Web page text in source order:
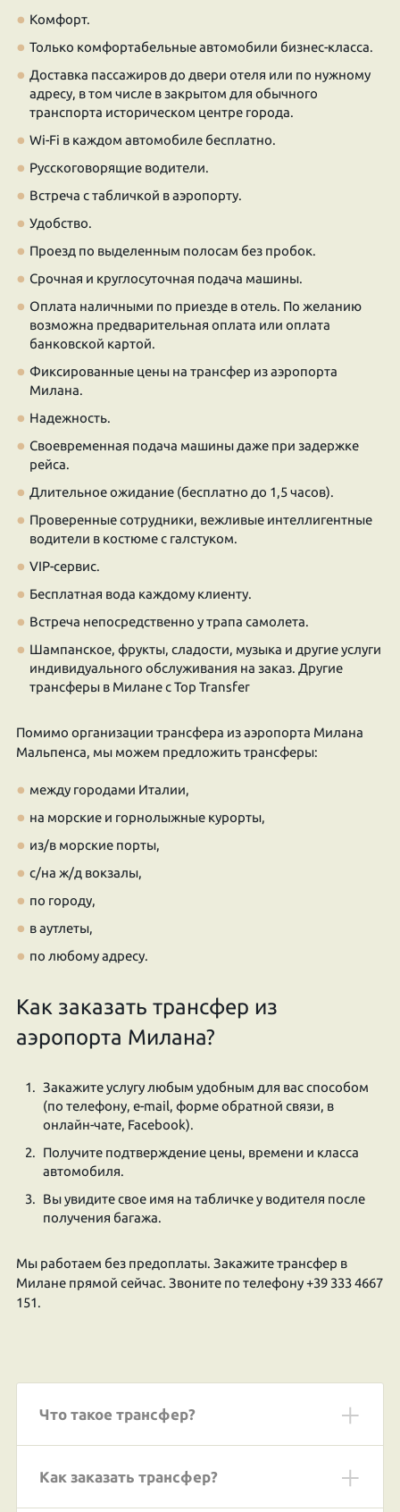
Комфорт.
Только комфортабельные автомобили бизнес-класса.
Доставка пассажиров до двери отеля или по нужному
адресу, в том числе в закрытом для обычного
транспорта историческом центре города.
Wi-Fi в каждом автомобиле бесплатно.
Русскоговорящие водители.
Встреча с табличкой в аэропорту.
Удобство.
Проезд по выделенным полосам без пробок.
Срочная и круглосуточная подача машины.
Оплата наличными по приезде в отель. По желанию
возможна предварительная оплата или оплата
банковской картой.
Фиксированные цены на трансфер из аэропорта
Милана.
Надежность.
Своевременная подача машины даже при задержке
рейса.
Длительное ожидание (бесплатно до 1,5 часов).
Проверенные сотрудники, вежливые интеллигентные
водители в костюме с галстуком.
VIP-сервис.
Бесплатная вода каждому клиенту.
Встреча непосредственно у трапа самолета.
Шампанское, фрукты, сладости, музыка и другие услуги
индивидуального обслуживания на заказ. Другие
трансферы в Милане с Top Transfer
Помимо организации трансфера из аэропорта Милана
Мальпенса, мы можем предложить трансферы:
между городами Италии,
на морские и горнолыжные курорты,
из/в морские порты,
с/на ж/д вокзалы,
по городу,
в аутлеты,
по любому адресу.
Как заказать трансфер из
аэропорта Милана?
Закажите услугу любым удобным для вас способом
(по телефону, e-mail, форме обратной связи, в
онлайн-чате, Facebook).
Получите подтверждение цены, времени и класса
автомобиля.
Вы увидите свое имя на табличке у водителя после
получения багажа.
Мы работаем без предоплаты. Закажите трансфер в
Милане прямой сейчас. Звоните по телефону +39 333 4667
151.
Что такое трансфер?
Как заказать трансфер?